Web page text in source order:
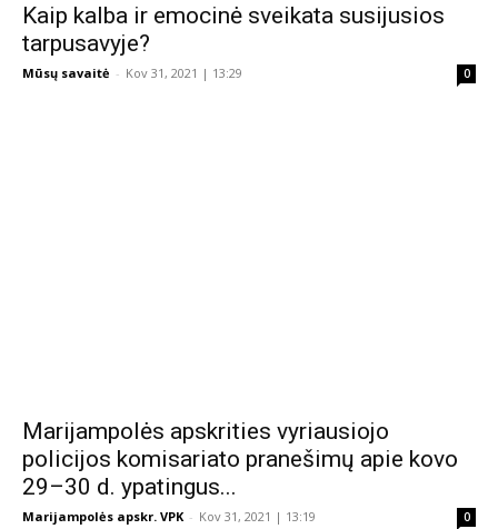
Kaip kalba ir emocinė sveikata susijusios
tarpusavyje?
Mūsų savaitė - Kov 31, 2021 | 13:29 0
Marijampolės apskrities vyriausiojo
policijos komisariato pranešimų apie kovo
29–30 d. ypatingus...
Marijampolės apskr. VPK - Kov 31, 2021 | 13:19 0